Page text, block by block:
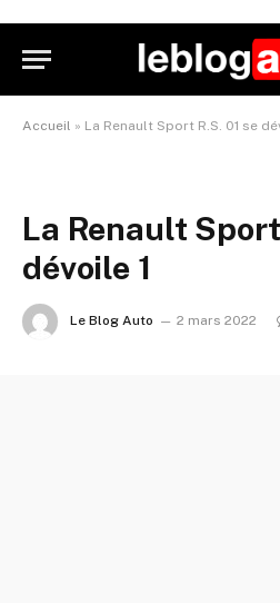
Accueil » La Renault Sport R.S. 01 se
La Renault Sport
dévoile 1
Le Blog Auto 2 mars 2022